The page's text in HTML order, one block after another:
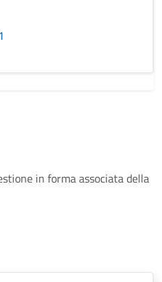
in forma associata della